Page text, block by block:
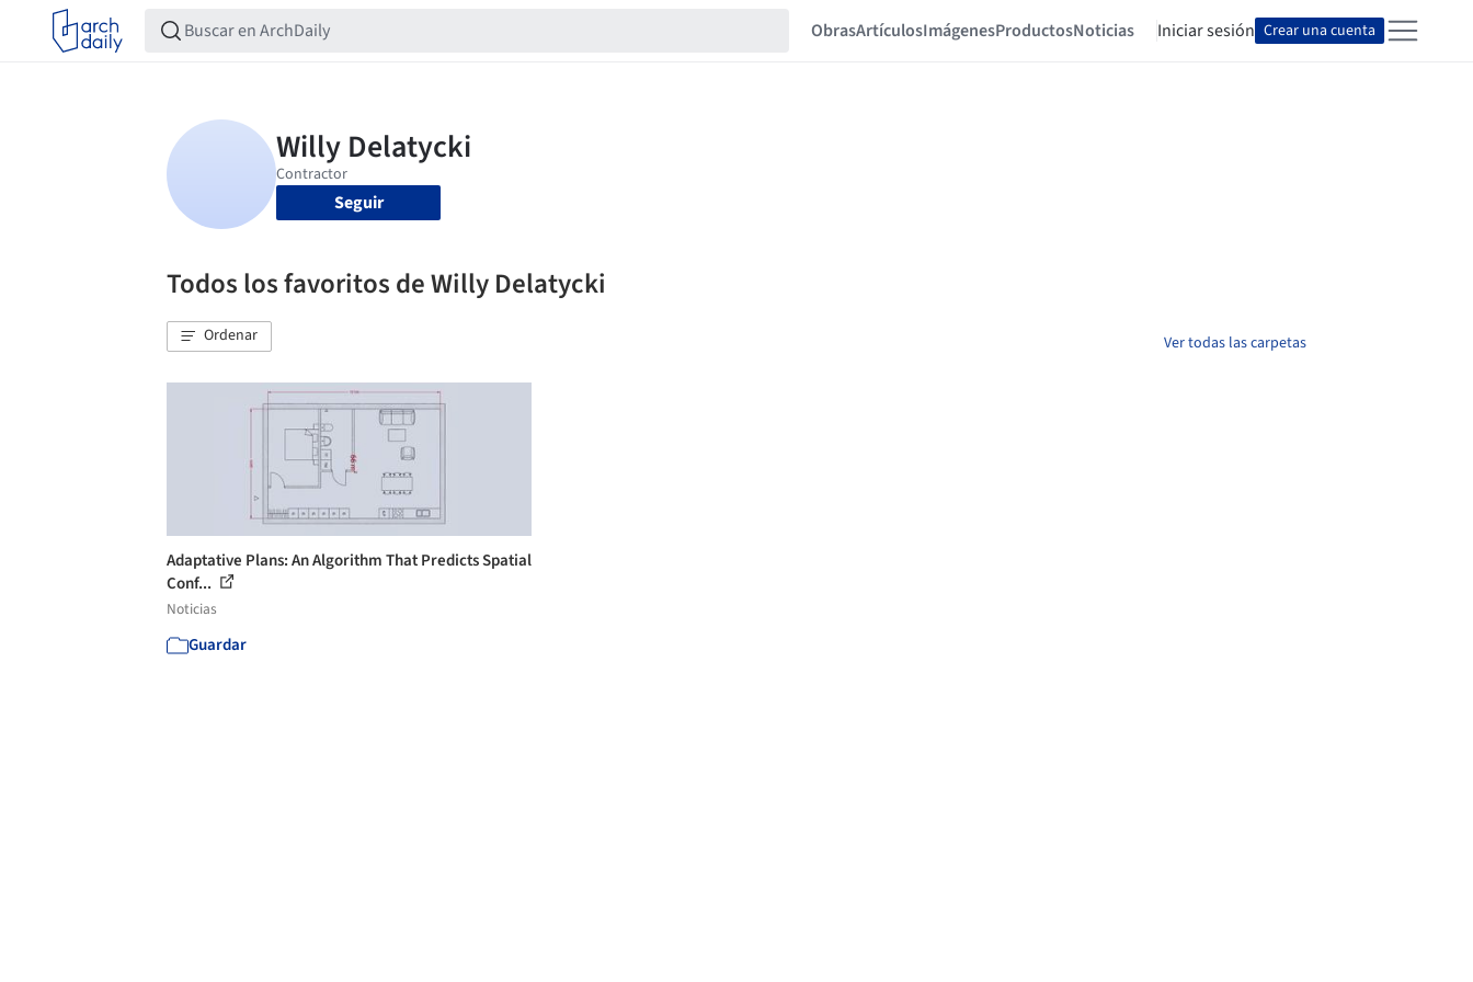
ObrasArtículosImágenesProductosNoticias Iniciar sesión Crear una cuenta
Seguir
Todos los favoritos de Willy Delatycki
Ordenar Ver todas las carpetas
Adaptative Plans: An Algorithm That Predicts Spatial
Conf...
Noticias
Guardar